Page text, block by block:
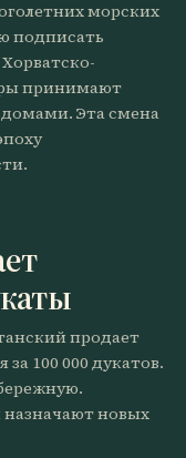
морских
подписать
принимают
Эта смена
продает
100 000 дукатов.
новых